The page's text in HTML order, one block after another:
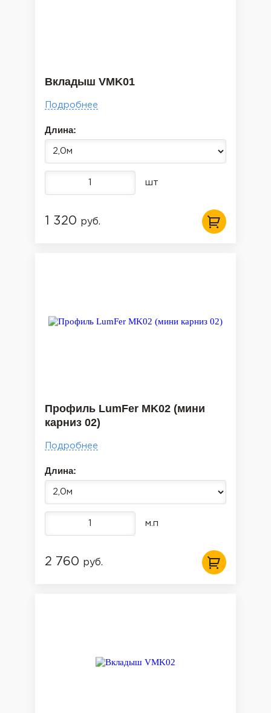
Вкладыш VMK01
Подробнее
Длина:
шт
1 320 руб.
Профиль LumFer MK02 (мини
карниз 02)
Подробнее
Длина:
м.п
2 760 руб.